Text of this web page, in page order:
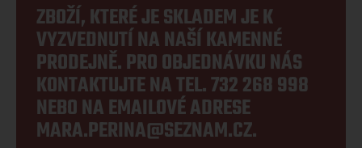
ZBOŽÍ, KTERÉ JE SKLADEM JE K
VYZVEDNUTÍ NA NAŠÍ KAMENNÉ
PRODEJNĚ. PRO OBJEDNÁVKU NÁS
KONTAKTUJTE NA TEL.732 268 998
NEBO NA EMAILOVÉ ADRESE
MARA.PERINA@SEZNAM.CZ.